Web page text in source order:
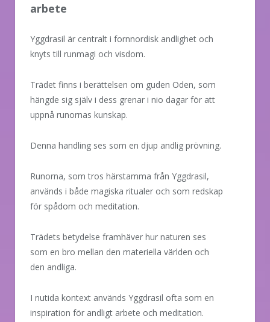
arbete
Yggdrasil är centralt i fornnordisk andlighet och
knyts till runmagi och visdom.
Trädet finns i berättelsen om guden Oden, som
hängde sig själv i dess grenar i nio dagar för att
uppnå runornas kunskap.
Denna handling ses som en djup andlig prövning.
Runorna, som tros härstamma från Yggdrasil,
används i både magiska ritualer och som redskap
för spådom och meditation.
Trädets betydelse framhäver hur naturen ses
som en bro mellan den materiella världen och
den andliga.
I nutida kontext används Yggdrasil ofta som en
inspiration för andligt arbete och meditation.